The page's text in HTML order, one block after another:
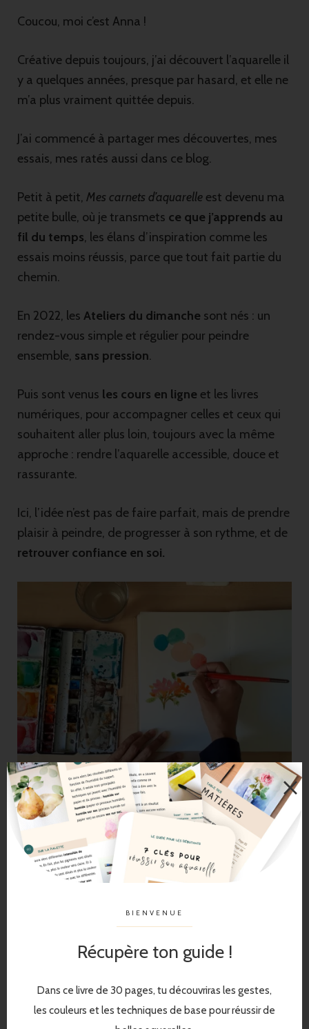
Coucou, moi c’est Anna !
Créative depuis toujours, j’ai découvert l’aquarelle il
y a quelques années, presque par hasard, et elle ne
m’a plus vraiment quittée depuis.
J’ai commencé à partager mes découvertes, mes
essais, mes ratés aussi dans ce blog.
Petit à petit, Mes carnets d’aquarelle est devenu ma
petite bulle, où je transmets ce que j’apprends au
fil du temps, les élans d’inspiration comme les
essais moins réussis, parce que tout fait partie du
chemin.
En 2022, les Ateliers du dimanche sont nés : un
rendez-vous simple et régulier pour peindre
ensemble, sans pression.
Puis sont venus les cours en ligne et les livres
numériques, pour accompagner celles et ceux qui
souhaitent aller plus loin, toujours avec la même
approche : rendre l’aquarelle accessible, douce et
rassurante.
Ici, l’idée n’est pas de faire parfait, mais de prendre
plaisir à peindre, de progresser à son rythme, et de
retrouver confiance en soi.
BIENVENUE
Récupère ton guide !
Dans ce livre de 30 pages, tu découvriras les gestes,
les couleurs et les techniques de base pour réussir de